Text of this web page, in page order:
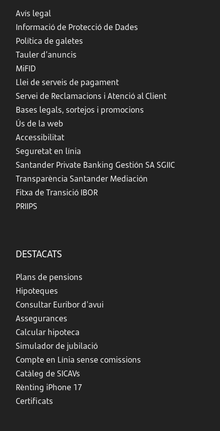
Avís legal
Informació de Protecció de Dades
Política de galetes
Tauler d’anuncis
MiFID
Llei de serveis de pagament
Servei de Reclamacions i Atenció al Client
Bases legals, sortejos i promocions
Ús de la web
Accessibilitat
Seguretat en línia
Santander Private Banking Gestión SA SGIIC
Transparència Santander Mediación
Fitxa de Transició IBOR
PRIIPS
DESTACATS
Plans de pensions
Hipoteques
Consultar Euribor d'avui
Assegurances
Calcular hipoteca
Simulador de jubilació
Compte en Línia sense comissions
Catàleg de SICAVs
Rènting iPhone 17
Certificats